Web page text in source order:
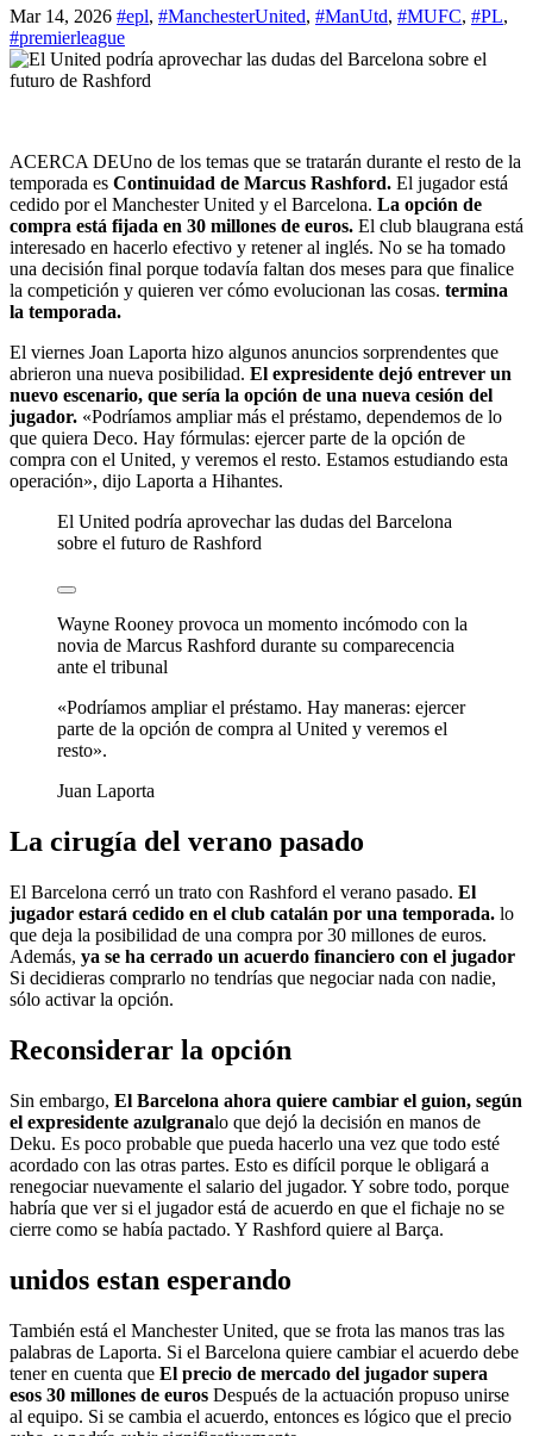
Mar 14, 2026 #epl, #ManchesterUnited, #ManUtd, #MUFC, #PL,
#premierleague
ACERCA DEUno de los temas que se tratarán durante el resto de la
temporada es Continuidad de Marcus Rashford. El jugador está
cedido por el Manchester United y el Barcelona. La opción de
compra está fijada en 30 millones de euros. El club blaugrana está
interesado en hacerlo efectivo y retener al inglés. No se ha tomado
una decisión final porque todavía faltan dos meses para que finalice
la competición y quieren ver cómo evolucionan las cosas. termina
la temporada.
El viernes Joan Laporta hizo algunos anuncios sorprendentes que
abrieron una nueva posibilidad. El expresidente dejó entrever un
nuevo escenario, que sería la opción de una nueva cesión del
jugador. «Podríamos ampliar más el préstamo, dependemos de lo
que quiera Deco. Hay fórmulas: ejercer parte de la opción de
compra con el United, y veremos el resto. Estamos estudiando esta
operación», dijo Laporta a Hihantes.
El United podría aprovechar las dudas del Barcelona
sobre el futuro de Rashford
Wayne Rooney provoca un momento incómodo con la
novia de Marcus Rashford durante su comparecencia
ante el tribunal
«Podríamos ampliar el préstamo. Hay maneras: ejercer
parte de la opción de compra al United y veremos el
resto».
Juan Laporta
La cirugía del verano pasado
El Barcelona cerró un trato con Rashford el verano pasado. El
jugador estará cedido en el club catalán por una temporada. lo
que deja la posibilidad de una compra por 30 millones de euros.
Además, ya se ha cerrado un acuerdo financiero con el jugador
Si decidieras comprarlo no tendrías que negociar nada con nadie,
sólo activar la opción.
Reconsiderar la opción
Sin embargo, El Barcelona ahora quiere cambiar el guion, según
el expresidente azulgranalo que dejó la decisión en manos de
Deku. Es poco probable que pueda hacerlo una vez que todo esté
acordado con las otras partes. Esto es difícil porque le obligará a
renegociar nuevamente el salario del jugador. Y sobre todo, porque
habría que ver si el jugador está de acuerdo en que el fichaje no se
cierre como se había pactado. Y Rashford quiere al Barça.
unidos estan esperando
También está el Manchester United, que se frota las manos tras las
palabras de Laporta. Si el Barcelona quiere cambiar el acuerdo debe
tener en cuenta que El precio de mercado del jugador supera
esos 30 millones de euros Después de la actuación propuso unirse
al equipo. Si se cambia el acuerdo, entonces es lógico que el precio